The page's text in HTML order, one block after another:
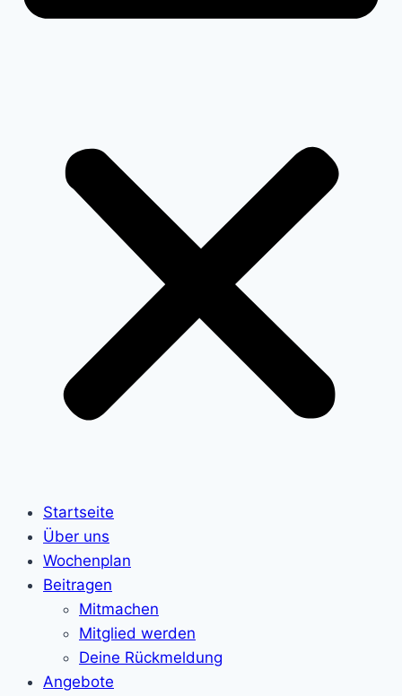
Startseite
Über uns
Wochenplan
Beitragen
Mitmachen
Mitglied werden
Deine Rückmeldung
Angebote